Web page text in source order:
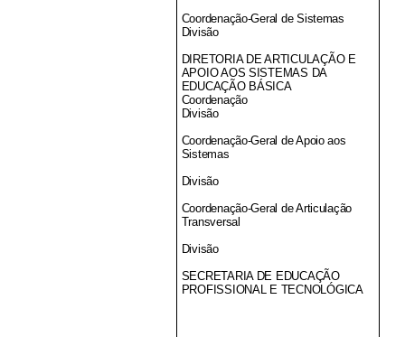
Coordenação-Geral de Sistemas
Divisão
DIRETORIA DE ARTICULAÇÃO E
APOIO AOS SISTEMAS DA
EDUCAÇÃO BÁSICA
Coordenação
Divisão
Coordenação-Geral de Apoio aos
Sistemas
Divisão
Coordenação-Geral de Articulação
Transversal
Divisão
SECRETARIA DE EDUCAÇÃO
PROFISSIONAL E TECNOLÓGICA